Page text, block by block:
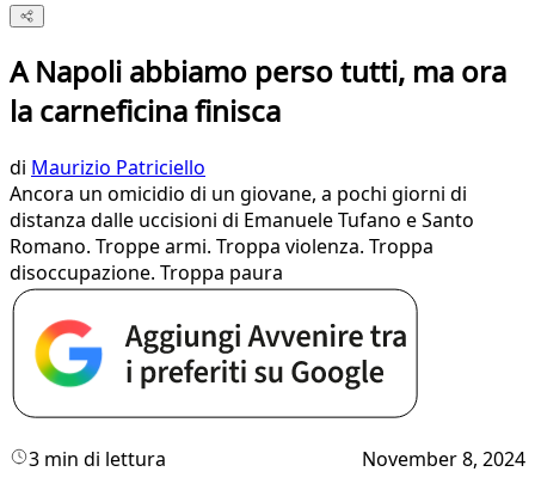
A Napoli abbiamo perso tutti, ma ora
la carneficina finisca
di Maurizio Patriciello
Ancora un omicidio di un giovane, a pochi giorni di
distanza dalle uccisioni di Emanuele Tufano e Santo
Romano. Troppe armi. Troppa violenza. Troppa
disoccupazione. Troppa paura
3 min di lettura November 8, 2024